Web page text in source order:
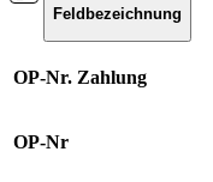
Feldbezeichnung
OP-Nr. Zahlung
OP-Nr